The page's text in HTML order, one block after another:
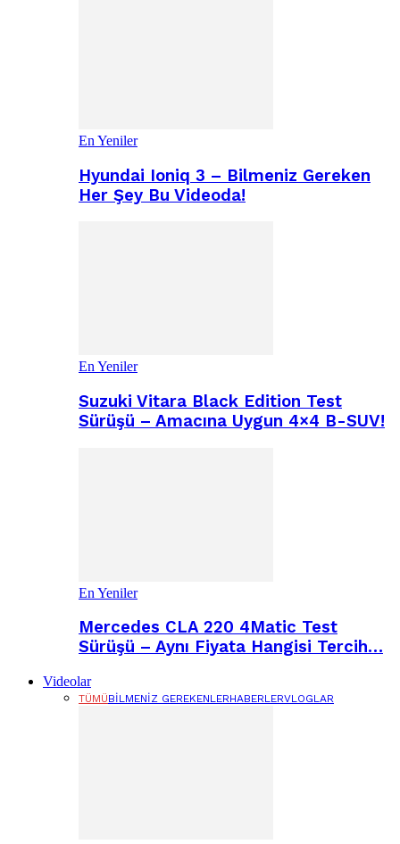
En Yeniler
Hyundai Ioniq 3 – Bilmeniz Gereken
Her Şey Bu Videoda!
En Yeniler
Suzuki Vitara Black Edition Test
Sürüşü – Amacına Uygun 4×4 B-SUV!
En Yeniler
Mercedes CLA 220 4Matic Test
Sürüşü – Aynı Fiyata Hangisi Tercih…
Videolar
TÜMÜBILMENIZ GEREKENLERHABERLERVLOGLAR